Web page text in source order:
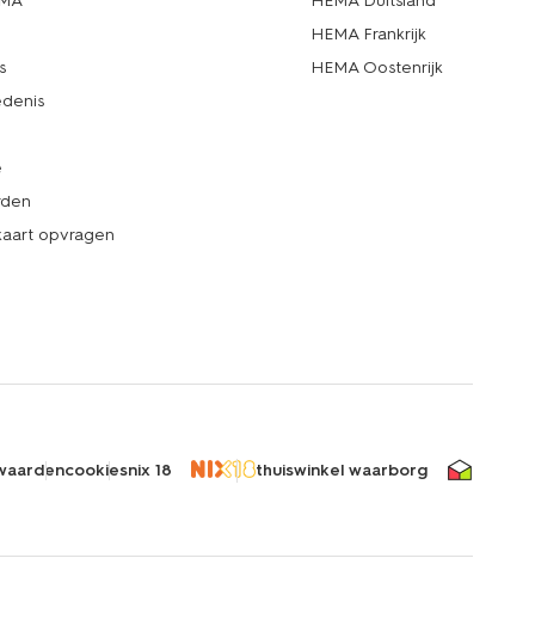
opvragen
HEMA Frankrijk
HEMA Oostenrijk
cookiesnix 18 thuiswinkel waarborg